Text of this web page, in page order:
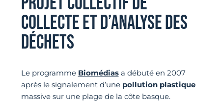
COLLECTE ET D’ANALYSE DES
DÉCHETS
Le programme Biomédiasa débuté en 2007
après le signalement d’une pollution plastique
massive sur une plage de la côte basque.